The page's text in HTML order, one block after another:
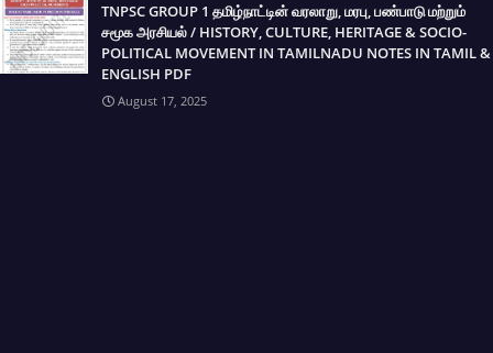
TNPSC GROUP 1 தமிழ்நாட்டின் வரலாறு, மரபு, பண்பாடு மற்றும்
சமூக அரசியல் / HISTORY, CULTURE, HERITAGE & SOCIO-
POLITICAL MOVEMENT IN TAMILNADU NOTES IN TAMIL &
ENGLISH PDF
August 17, 2025